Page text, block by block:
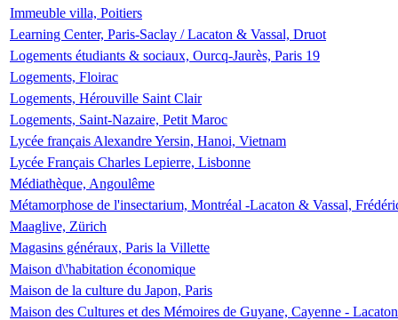
Immeuble villa, Poitiers
Learning Center, Paris-Saclay / Lacaton & Vassal, Druot
Logements étudiants & sociaux, Ourcq-Jaurès, Paris 19
Logements, Floirac
Logements, Hérouville Saint Clair
Logements, Saint-Nazaire, Petit Maroc
Lycée français Alexandre Yersin, Hanoi, Vietnam
Lycée Français Charles Lepierre, Lisbonne
Médiathèque, Angoulême
Métamorphose de l'insectarium, Montréal -Lacaton & Vassal,
Maaglive, Zürich
Magasins généraux, Paris la Villette
Maison d\'habitation économique
Maison de la culture du Japon, Paris
Maison des Cultures et des Mémoires de Guyane, Cayenne -